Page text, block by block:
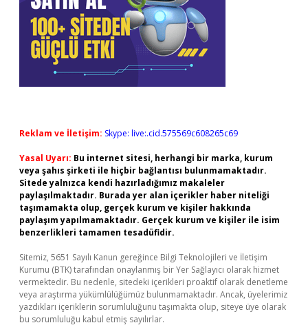
Reklam ve İletişim: Skype: live:.cid.575569c608265c69
Yasal Uyarı: Bu internet sitesi, herhangi bir marka, kurum
veya şahıs şirketi ile hiçbir bağlantısı bulunmamaktadır.
Sitede yalnızca kendi hazırladığımız makaleler
paylaşılmaktadır. Burada yer alan içerikler haber niteliği
taşımamakta olup, gerçek kurum ve kişiler hakkında
paylaşım yapılmamaktadır. Gerçek kurum ve kişiler ile isim
benzerlikleri tamamen tesadüfidir.
Sitemiz, 5651 Sayılı Kanun gereğince Bilgi Teknolojileri ve İletişim
Kurumu (BTK) tarafından onaylanmış bir Yer Sağlayıcı olarak hizmet
vermektedir. Bu nedenle, sitedeki içerikleri proaktif olarak denetleme
veya araştırma yükümlülüğümüz bulunmamaktadır. Ancak, üyelerimiz
yazdıkları içeriklerin sorumluluğunu taşımakta olup, siteye üye olarak
bu sorumluluğu kabul etmiş sayılırlar.